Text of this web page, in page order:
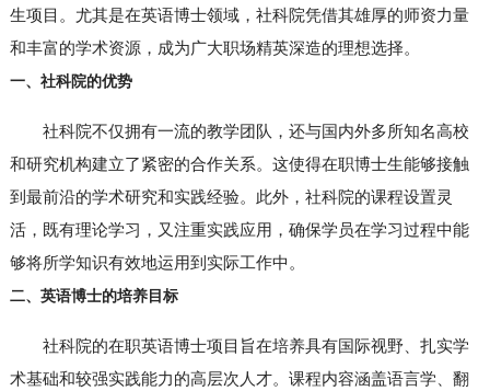
生项目。尤其是在英语博士领域，社科院凭借其雄厚的师资力量
和丰富的学术资源，成为广大职场精英深造的理想选择。
一、社科院的优势
社科院不仅拥有一流的教学团队，还与国内外多所知名高校
和研究机构建立了紧密的合作关系。这使得在职博士生能够接触
到最前沿的学术研究和实践经验。此外，社科院的课程设置灵
活，既有理论学习，又注重实践应用，确保学员在学习过程中能
够将所学知识有效地运用到实际工作中。
二、英语博士的培养目标
社科院的在职英语博士项目旨在培养具有国际视野、扎实学
术基础和较强实践能力的高层次人才。课程内容涵盖语言学、翻